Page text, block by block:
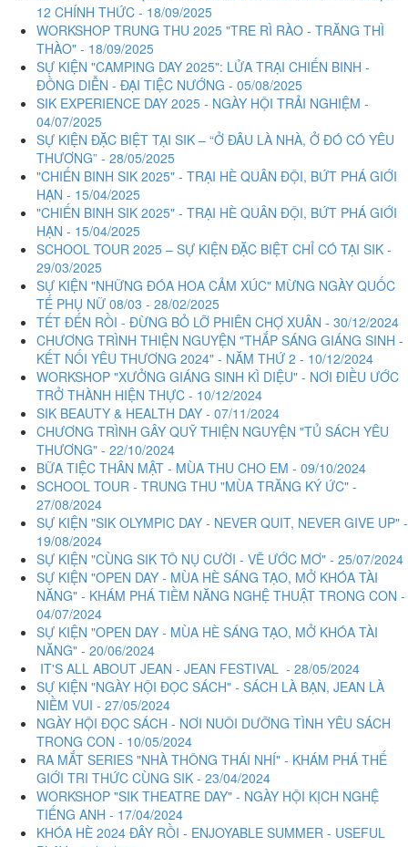
12 CHÍNH THỨC - 18/09/2025
WORKSHOP TRUNG THU 2025 "TRE RÌ RÀO - TRĂNG THÌ
THÀO" - 18/09/2025
SỰ KIỆN "CAMPING DAY 2025": LỬA TRẠI CHIẾN BINH -
ĐỒNG DIỄN - ĐẠI TIỆC NƯỚNG - 05/08/2025
SIK EXPERIENCE DAY 2025 - NGÀY HỘI TRẢI NGHIỆM -
04/07/2025
SỰ KIỆN ĐẶC BIỆT TẠI SIK – “Ở ĐÂU LÀ NHÀ, Ở ĐÓ CÓ YÊU
THƯƠNG” - 28/05/2025
"CHIẾN BINH SIK 2025" - TRẠI HÈ QUÂN ĐỘI, BỨT PHÁ GIỚI
HẠN - 15/04/2025
"CHIẾN BINH SIK 2025" - TRẠI HÈ QUÂN ĐỘI, BỨT PHÁ GIỚI
HẠN - 15/04/2025
SCHOOL TOUR 2025 – SỰ KIỆN ĐẶC BIỆT CHỈ CÓ TẠI SIK -
29/03/2025
SỰ KIỆN "NHỮNG ĐÓA HOA CẢM XÚC" MỪNG NGÀY QUỐC
TẾ PHỤ NỮ 08/03 - 28/02/2025
TẾT ĐẾN RỒI - ĐỪNG BỎ LỠ PHIÊN CHỢ XUÂN - 30/12/2024
CHƯƠNG TRÌNH THIỆN NGUYỆN "THẮP SÁNG GIÁNG SINH -
KẾT NỐI YÊU THƯƠNG 2024" - NĂM THỨ 2 - 10/12/2024
WORKSHOP "XƯỞNG GIÁNG SINH KÌ DIỆU" - NƠI ĐIỀU ƯỚC
TRỞ THÀNH HIỆN THỰC - 10/12/2024
SIK BEAUTY & HEALTH DAY - 07/11/2024
CHƯƠNG TRÌNH GÂY QUỸ THIỆN NGUYỆN "TỦ SÁCH YÊU
THƯƠNG" - 22/10/2024
BỮA TIỆC THÂN MẬT - MÙA THU CHO EM - 09/10/2024
SCHOOL TOUR - TRUNG THU "MÙA TRĂNG KÝ ỨC" -
27/08/2024
SỰ KIỆN "SIK OLYMPIC DAY - NEVER QUIT, NEVER GIVE UP" -
19/08/2024
SỰ KIỆN "CÙNG SIK TÔ NỤ CƯỜI - VẼ ƯỚC MƠ" - 25/07/2024
SỰ KIỆN "OPEN DAY - MÙA HÈ SÁNG TẠO, MỞ KHÓA TÀI
NĂNG" - KHÁM PHÁ TIỀM NĂNG NGHỆ THUẬT TRONG CON -
04/07/2024
SỰ KIỆN "OPEN DAY - MÙA HÈ SÁNG TẠO, MỞ KHÓA TÀI
NĂNG" - 20/06/2024
IT'S ALL ABOUT JEAN - JEAN FESTIVAL - 28/05/2024
SỰ KIỆN "NGÀY HỘI ĐỌC SÁCH" - SÁCH LÀ BẠN, JEAN LÀ
NIỀM VUI - 27/05/2024
NGÀY HỘI ĐỌC SÁCH - NƠI NUÔI DƯỠNG TÌNH YÊU SÁCH
TRONG CON - 10/05/2024
RA MẮT SERIES "NHÀ THÔNG THÁI NHÍ" - KHÁM PHÁ THẾ
GIỚI TRI THỨC CÙNG SIK - 23/04/2024
WORKSHOP "SIK THEATRE DAY" - NGÀY HỘI KỊCH NGHỆ
TIẾNG ANH - 17/04/2024
KHÓA HÈ 2024 ĐÂY RỒI - ENJOYABLE SUMMER - USEFUL